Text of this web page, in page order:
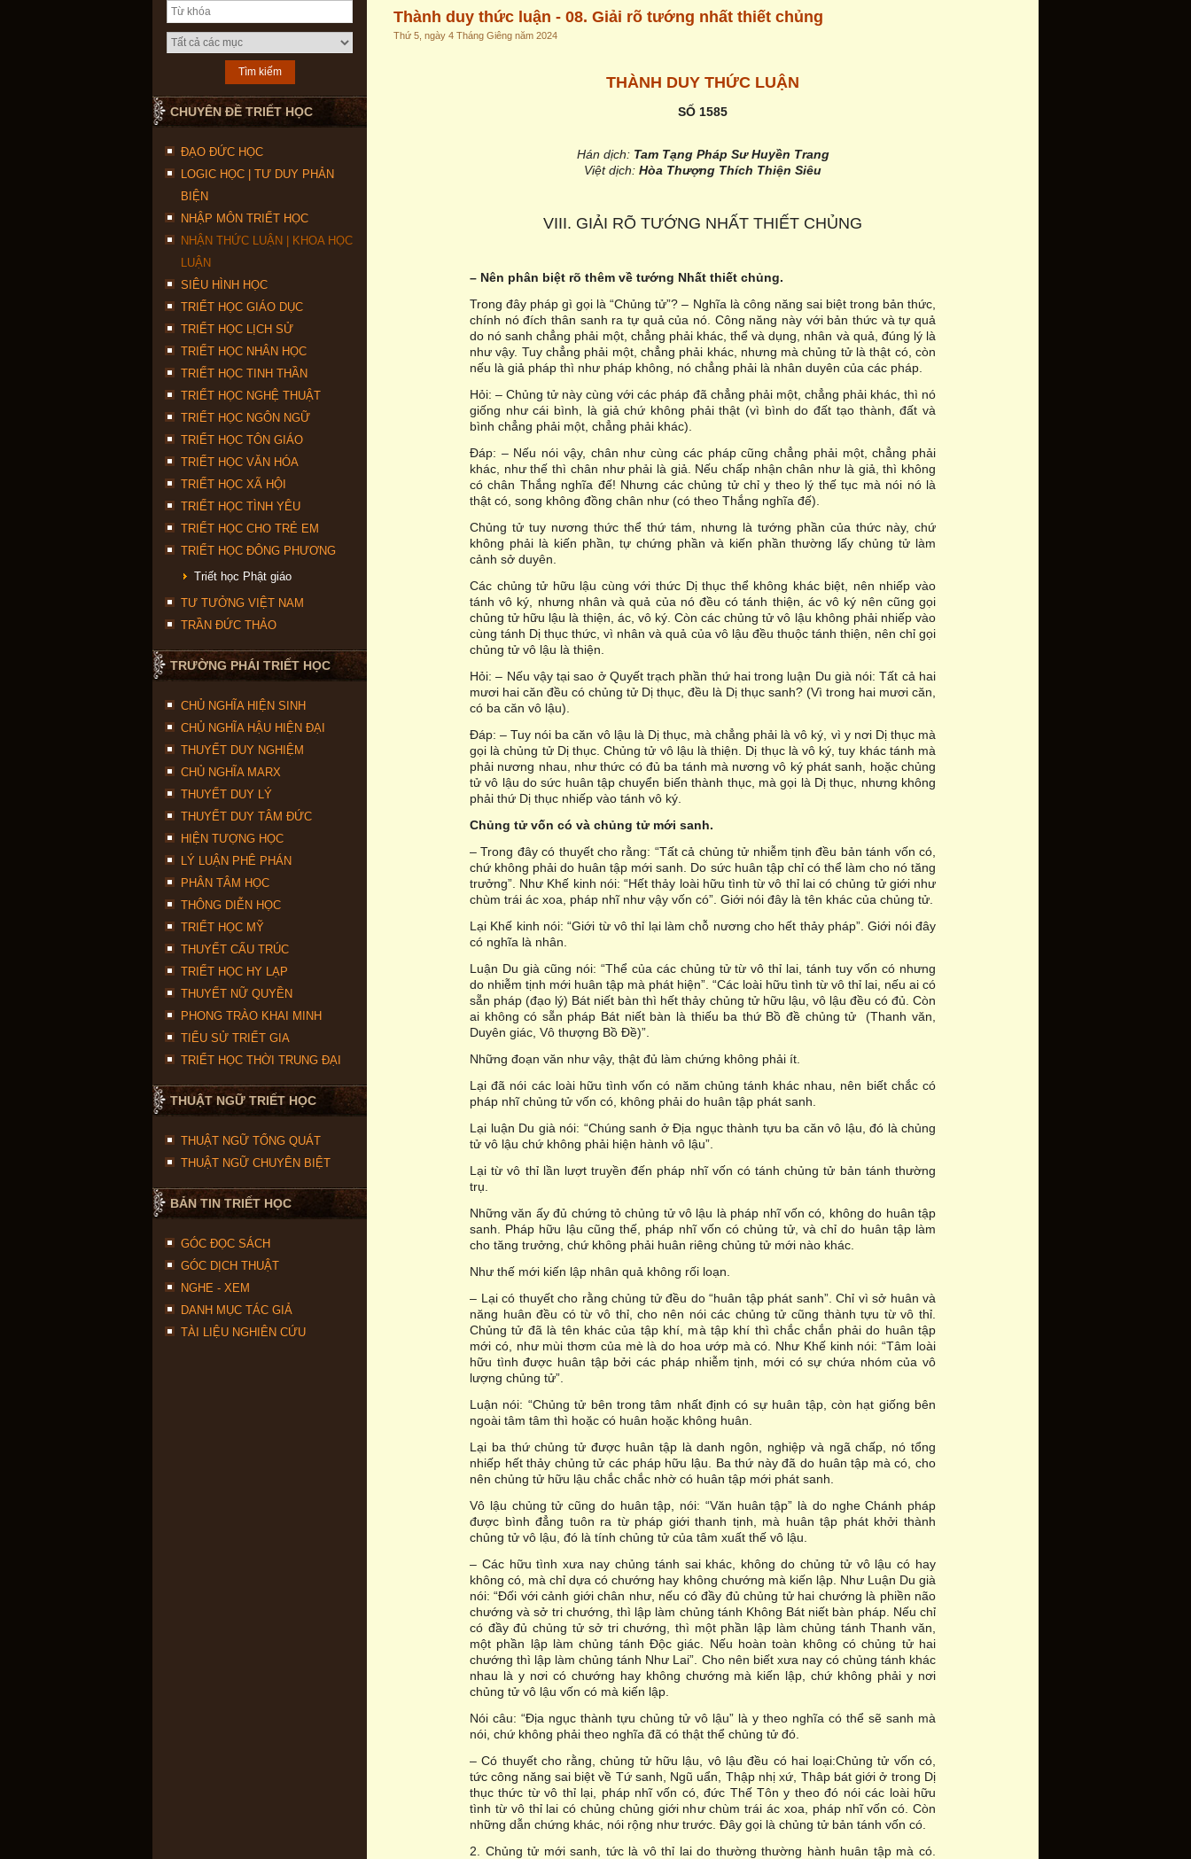
CHUYÊN ĐỀ TRIẾT HỌC
ĐẠO ĐỨC HỌC
LOGIC HỌC | TƯ DUY PHẢN
BIỆN
NHẬP MÔN TRIẾT HỌC
NHẬN THỨC LUẬN | KHOA HỌC
LUẬN
SIÊU HÌNH HỌC
TRIẾT HỌC GIÁO DỤC
TRIẾT HỌC LỊCH SỬ
TRIẾT HỌC NHÂN HỌC
TRIẾT HỌC TINH THẦN
TRIẾT HỌC NGHỆ THUẬT
TRIẾT HỌC NGÔN NGỮ
TRIẾT HỌC TÔN GIÁO
TRIẾT HỌC VĂN HÓA
TRIẾT HỌC XÃ HỘI
TRIẾT HỌC TÌNH YÊU
TRIẾT HỌC CHO TRẺ EM
TRIẾT HỌC ĐÔNG PHƯƠNG
Triết học Phật giáo
TƯ TƯỞNG VIỆT NAM
TRẦN ĐỨC THẢO
TRƯỜNG PHÁI TRIẾT HỌC
CHỦ NGHĨA HIỆN SINH
CHỦ NGHĨA HẬU HIỆN ĐẠI
THUYẾT DUY NGHIỆM
CHỦ NGHĨA MARX
THUYẾT DUY LÝ
THUYẾT DUY TÂM ĐỨC
HIỆN TƯỢNG HỌC
LÝ LUẬN PHÊ PHÁN
PHÂN TÂM HỌC
THÔNG DIỄN HỌC
TRIẾT HỌC MỸ
THUYẾT CẤU TRÚC
TRIẾT HỌC HY LẠP
THUYẾT NỮ QUYỀN
PHONG TRÀO KHAI MINH
TIỂU SỬ TRIẾT GIA
TRIẾT HỌC THỜI TRUNG ĐẠI
THUẬT NGỮ TRIẾT HỌC
THUẬT NGỮ TỔNG QUÁT
THUẬT NGỮ CHUYÊN BIỆT
BẢN TIN TRIẾT HỌC
GÓC ĐỌC SÁCH
GÓC DỊCH THUẬT
NGHE - XEM
DANH MỤC TÁC GIẢ
TÀI LIỆU NGHIÊN CỨU
Thành duy thức luận - 08. Giải rõ tướng nhất thiết chủng
Thứ 5, ngày 4 Tháng Giêng năm 2024
THÀNH DUY THỨC LUẬN
SỐ 1585
Hán dịch: Tam Tạng Pháp Sư Huyền Trang
Việt dịch: Hòa Thượng Thích Thiện Siêu
VIII. GIẢI RÕ TƯỚNG NHẤT THIẾT CHỦNG
– Nên phân biệt rõ thêm về tướng Nhất thiết chủng.
Trong đây pháp gì gọi là “Chủng tử”? – Nghĩa là công năng sai biệt trong bản thức,
chính nó đích thân sanh ra tự quả của nó. Công năng này với bản thức và tự quả
do nó sanh chẳng phải một, chẳng phải khác, thể và dụng, nhân và quả, đúng lý là
như vậy. Tuy chẳng phải một, chẳng phải khác, nhưng mà chủng tử là thật có, còn
nếu là giả pháp thì như pháp không, nó chẳng phải là nhân duyên của các pháp.
Hỏi: – Chủng tử này cùng với các pháp đã chẳng phải một, chẳng phải khác, thì nó
giống như cái bình, là giả chứ không phải thật (vì bình do đất tạo thành, đất và
bình chẳng phải một, chẳng phải khác).
Ðáp: – Nếu nói vậy, chân như cùng các pháp cũng chẳng phải một, chẳng phải
khác, như thế thì chân như phải là giả. Nếu chấp nhận chân như là giả, thì không
có chân Thắng nghĩa đế! Nhưng các chủng tử chỉ y theo lý thế tục mà nói nó là
thật có, song không đồng chân như (có theo Thắng nghĩa đế).
Chủng tử tuy nương thức thể thứ tám, nhưng là tướng phần của thức này, chứ
không phải là kiến phần, tự chứng phần và kiến phần thường lấy chủng tử làm
cảnh sở duyên.
Các chủng tử hữu lậu cùng với thức Dị thục thể không khác biệt, nên nhiếp vào
tánh vô ký, nhưng nhân và quả của nó đều có tánh thiện, ác vô ký nên cũng gọi
chủng tử hữu lậu là thiện, ác, vô ký. Còn các chủng tử vô lậu không phải nhiếp vào
cùng tánh Dị thục thức, vì nhân và quả của vô lậu đều thuộc tánh thiện, nên chỉ gọi
chủng tử vô lậu là thiện.
Hỏi: – Nếu vậy tại sao ở Quyết trạch phần thứ hai trong luận Du già nói: Tất cả hai
mươi hai căn đều có chủng tử Dị thục, đều là Dị thục sanh? (Vì trong hai mươi căn,
có ba căn vô lậu).
Ðáp: – Tuy nói ba căn vô lậu là Dị thục, mà chẳng phải là vô ký, vì y nơi Dị thục mà
gọi là chủng tử Dị thục. Chủng tử vô lậu là thiện. Dị thục là vô ký, tuy khác tánh mà
phải nương nhau, như thức có đủ ba tánh mà nương vô ký phát sanh, hoặc chủng
tử vô lậu do sức huân tập chuyển biến thành thục, mà gọi là Dị thục, nhưng không
phải thứ Dị thục nhiếp vào tánh vô ký.
Chủng tử vốn có và chủng tử mới sanh.
– Trong đây có thuyết cho rằng: “Tất cả chủng tử nhiễm tịnh đều bản tánh vốn có,
chứ không phải do huân tập mới sanh. Do sức huân tập chỉ có thể làm cho nó tăng
trưởng”. Như Khế kinh nói: “Hết thảy loài hữu tình từ vô thỉ lai có chủng tử giới như
chùm trái ác xoa, pháp nhĩ như vậy vốn có”. Giới nói đây là tên khác của chủng tử.
Lại Khế kinh nói: “Giới từ vô thỉ lại làm chỗ nương cho hết thảy pháp”. Giới nói đây
có nghĩa là nhân.
Luận Du già cũng nói: “Thể của các chủng tử từ vô thỉ lai, tánh tuy vốn có nhưng
do nhiễm tịnh mới huân tập mà phát hiện”. “Các loài hữu tình từ vô thỉ lai, nếu ai có
sẵn pháp (đạo lý) Bát niết bàn thì hết thảy chủng tử hữu lậu, vô lậu đều có đủ. Còn
ai không có sẵn pháp Bát niết bàn là thiếu ba thứ Bồ đề chủng tử (Thanh văn,
Duyên giác, Vô thượng Bồ Ðề)”.
Những đoạn văn như vậy, thật đủ làm chứng không phải ít.
Lại đã nói các loài hữu tình vốn có năm chủng tánh khác nhau, nên biết chắc có
pháp nhĩ chủng tử vốn có, không phải do huân tập phát sanh.
Lại luận Du già nói: “Chúng sanh ở Ðịa ngục thành tựu ba căn vô lậu, đó là chủng
tử vô lậu chứ không phải hiện hành vô lậu”.
Lại từ vô thỉ lần lượt truyền đến pháp nhĩ vốn có tánh chủng tử bản tánh thường
trụ.
Những văn ấy đủ chứng tỏ chủng tử vô lậu là pháp nhĩ vốn có, không do huân tập
sanh. Pháp hữu lậu cũng thế, pháp nhĩ vốn có chủng tử, và chỉ do huân tập làm
cho tăng trưởng, chứ không phải huân riêng chủng tử mới nào khác.
Như thế mới kiến lập nhân quả không rối loạn.
– Lại có thuyết cho rằng chủng tử đều do “huân tập phát sanh”. Chỉ vì sở huân và
năng huân đều có từ vô thỉ, cho nên nói các chủng tử cũng thành tựu từ vô thỉ.
Chủng tử đã là tên khác của tập khí, mà tập khí thì chắc chắn phải do huân tập
mới có, như mùi thơm của mè là do hoa ướp mà có. Như Khế kinh nói: “Tâm loài
hữu tình được huân tập bởi các pháp nhiễm tịnh, mới có sự chứa nhóm của vô
lượng chủng tử”.
Luận nói: “Chủng tử bên trong tâm nhất định có sự huân tập, còn hạt giống bên
ngoài tâm tâm thì hoặc có huân hoặc không huân.
Lại ba thứ chủng tử được huân tập là danh ngôn, nghiệp và ngã chấp, nó tổng
nhiếp hết thảy chủng tử các pháp hữu lậu. Ba thứ này đã do huân tập mà có, cho
nên chủng tử hữu lậu chắc chắc nhờ có huân tập mới phát sanh.
Vô lậu chủng tử cũng do huân tập, nói: “Văn huân tập” là do nghe Chánh pháp
được bình đẳng tuôn ra từ pháp giới thanh tịnh, mà huân tập phát khởi thành
chủng tử vô lậu, đó là tính chủng tử của tâm xuất thế vô lậu.
– Các hữu tình xưa nay chủng tánh sai khác, không do chủng tử vô lậu có hay
không có, mà chỉ dựa có chướng hay không chướng mà kiến lập. Như Luận Du già
nói: “Ðối với cảnh giới chân như, nếu có đầy đủ chủng tử hai chướng là phiền não
chướng và sở tri chướng, thì lập làm chủng tánh Không Bát niết bàn pháp. Nếu chỉ
có đầy đủ chủng tử sở tri chướng, thì một phần lập làm chủng tánh Thanh văn,
một phần lập làm chủng tánh Ðộc giác. Nếu hoàn toàn không có chủng tử hai
chướng thì lập làm chủng tánh Như Lai”. Cho nên biết xưa nay có chủng tánh khác
nhau là y nơi có chướng hay không chướng mà kiến lập, chứ không phải y nơi
chủng tử vô lậu vốn có mà kiến lập.
Nói câu: “Ðịa ngục thành tựu chủng tử vô lậu” là y theo nghĩa có thể sẽ sanh mà
nói, chứ không phải theo nghĩa đã có thật thể chủng tử đó.
– Có thuyết cho rằng, chủng tử hữu lậu, vô lậu đều có hai loại:Chủng tử vốn có,
tức công năng sai biệt về Tứ sanh, Ngũ uẩn, Thập nhị xứ, Thâp bát giới ở trong Dị
thục thức từ vô thỉ lại, pháp nhĩ vốn có, đức Thế Tôn y theo đó nói các loài hữu
tình từ vô thỉ lai có chủng chủng giới như chùm trái ác xoa, pháp nhĩ vốn có. Còn
những dẫn chứng khác, nói rộng như trước. Ðây gọi là chủng tử bản tánh vốn có.
2. Chủng tử mới sanh, tức là vô thỉ lai do thường thường hành huân tập mà có.